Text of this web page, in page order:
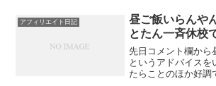
ひつじさんに続き、
期と認定。）な...
アフィリエイト日記
昼ご飯いらんや
とたん一斉休校
先日コメント欄から
というアドバイスを
たらことのほか好調